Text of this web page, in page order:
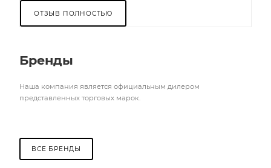
ОТЗЫВ ПОЛНОСТЬЮ
Бренды
Наша компания является официальным дилером
представленных торговых марок.
ВСЕ БРЕНДЫ